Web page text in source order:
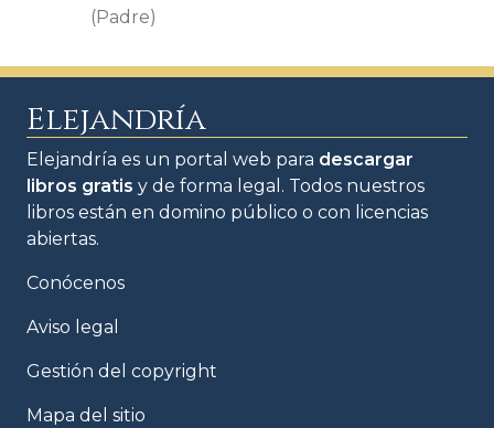
(Padre)
Elejandría
Elejandría es un portal web para descargar
libros gratis y de forma legal. Todos nuestros
libros están en domino público o con licencias
abiertas.
Conócenos
Aviso legal
Gestión del copyright
Mapa del sitio